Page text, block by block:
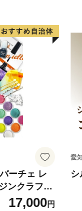
ーチェ レ
ンクラフト
ット レジン
17,000円
愛